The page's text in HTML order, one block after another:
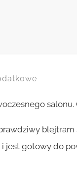
salonu.
jest gotowy do